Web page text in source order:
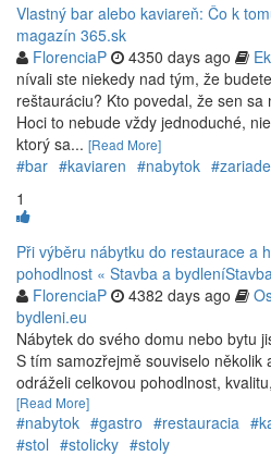
Vlastný bar alebo kaviareň: Čo k
magazín 365.sk
FlorenciaP
4350 days ago
nívali ste niekedy nad tým, že
reštauráciu? Kto povedal, že sen
Hoci to nebude vždy jednoduché,
ktorý sa... [Read More]
#bar #kaviaren #nabytok
1
Při výběru nábytku do restaurace a
pohodlnost « Stavba a
FlorenciaP
4382 days ago
bydleni.eu
Nábytek do svého domu nebo bytu
S tím samozřejmě souviselo několik
odráželi celkovou pohodlnost,
[Read More]
#nabytok #gastro #restauracia
#stol #stolicky #stoly